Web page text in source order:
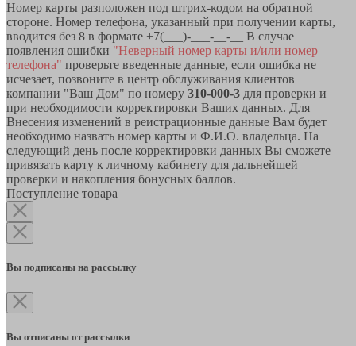
Номер карты разположен под штрих-кодом на обратной
стороне. Номер телефона, указанный при получении карты,
вводится без 8 в формате +7(___)-___-__-__ В случае
появления ошибки "Неверный номер карты и/или номер
телефона" проверьте введенные данные, если ошибка не
исчезает, позвоните в центр обслуживания клиентов
компании "Ваш Дом" по номеру 310-000-3 для проверки и
при необходимости корректировки Ваших данных. Для
Внесения изменений в реистрационные данные Вам будет
необходимо назвать номер карты и Ф.И.О. владельца. На
следующий день после корректировки данных Вы сможете
привязать карту к личному кабинету для дальнейшей
проверки и накопления бонусных баллов.
Поступление товара
Вы подписаны на рассылку
Вы отписаны от рассылки